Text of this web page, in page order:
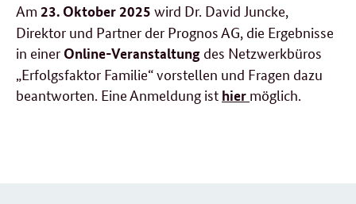
Am 23. Oktober 2025 wird Dr. David Juncke,
Direktor und Partner der Prognos AG, die Ergebnisse
in einer Online-Veranstaltung des Netzwerkbüros
„Erfolgsfaktor Familie“ vorstellen und Fragen dazu
beantworten. Eine Anmeldung ist hier möglich.